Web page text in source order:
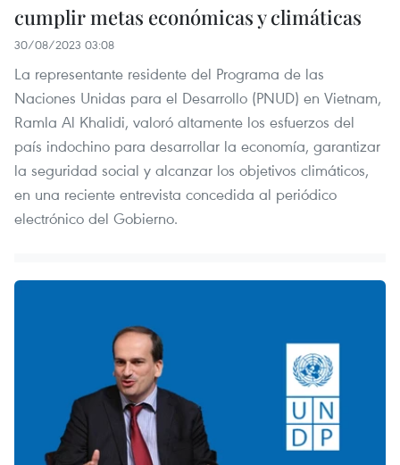
cumplir metas económicas y climáticas
30/08/2023 03:08
La representante residente del Programa de las
Naciones Unidas para el Desarrollo (PNUD) en Vietnam,
Ramla Al Khalidi, valoró altamente los esfuerzos del
país indochino para desarrollar la economía, garantizar
la seguridad social y alcanzar los objetivos climáticos,
en una reciente entrevista concedida al periódico
electrónico del Gobierno.